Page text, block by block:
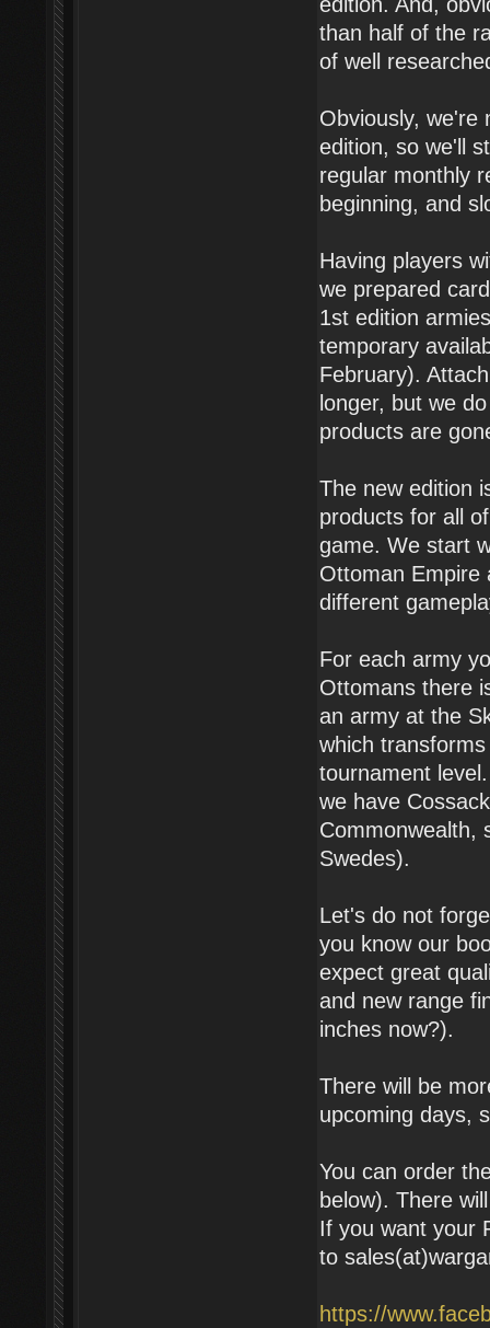
than half of the
of well
Obviously, we're
edition, so we'll
regular monthly
beginning, and
Having players
we prepared
1st edition
temporary
February).
longer, but we
products are
The new edition
products for all
game. We start
Ottoman Empire
different
For each army
Ottomans there
an army at the
which
tournament
we have
Commonwealth,
Swedes).
Let's do not
you know our
expect great
and new range
inches now?).
There will be
upcoming days,
You can order
below). There
If you want your
to
https://